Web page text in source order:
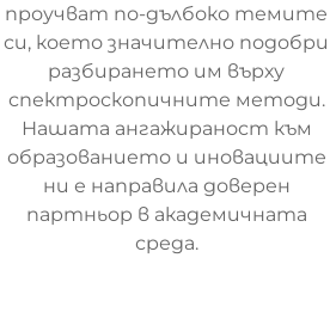
проучват по-дълбоко темите
си, което значително подобри
разбирането им върху
спектроскопичните методи.
Нашата ангажираност към
образованието и иновациите
ни е направила доверен
партньор в академичната
среда.